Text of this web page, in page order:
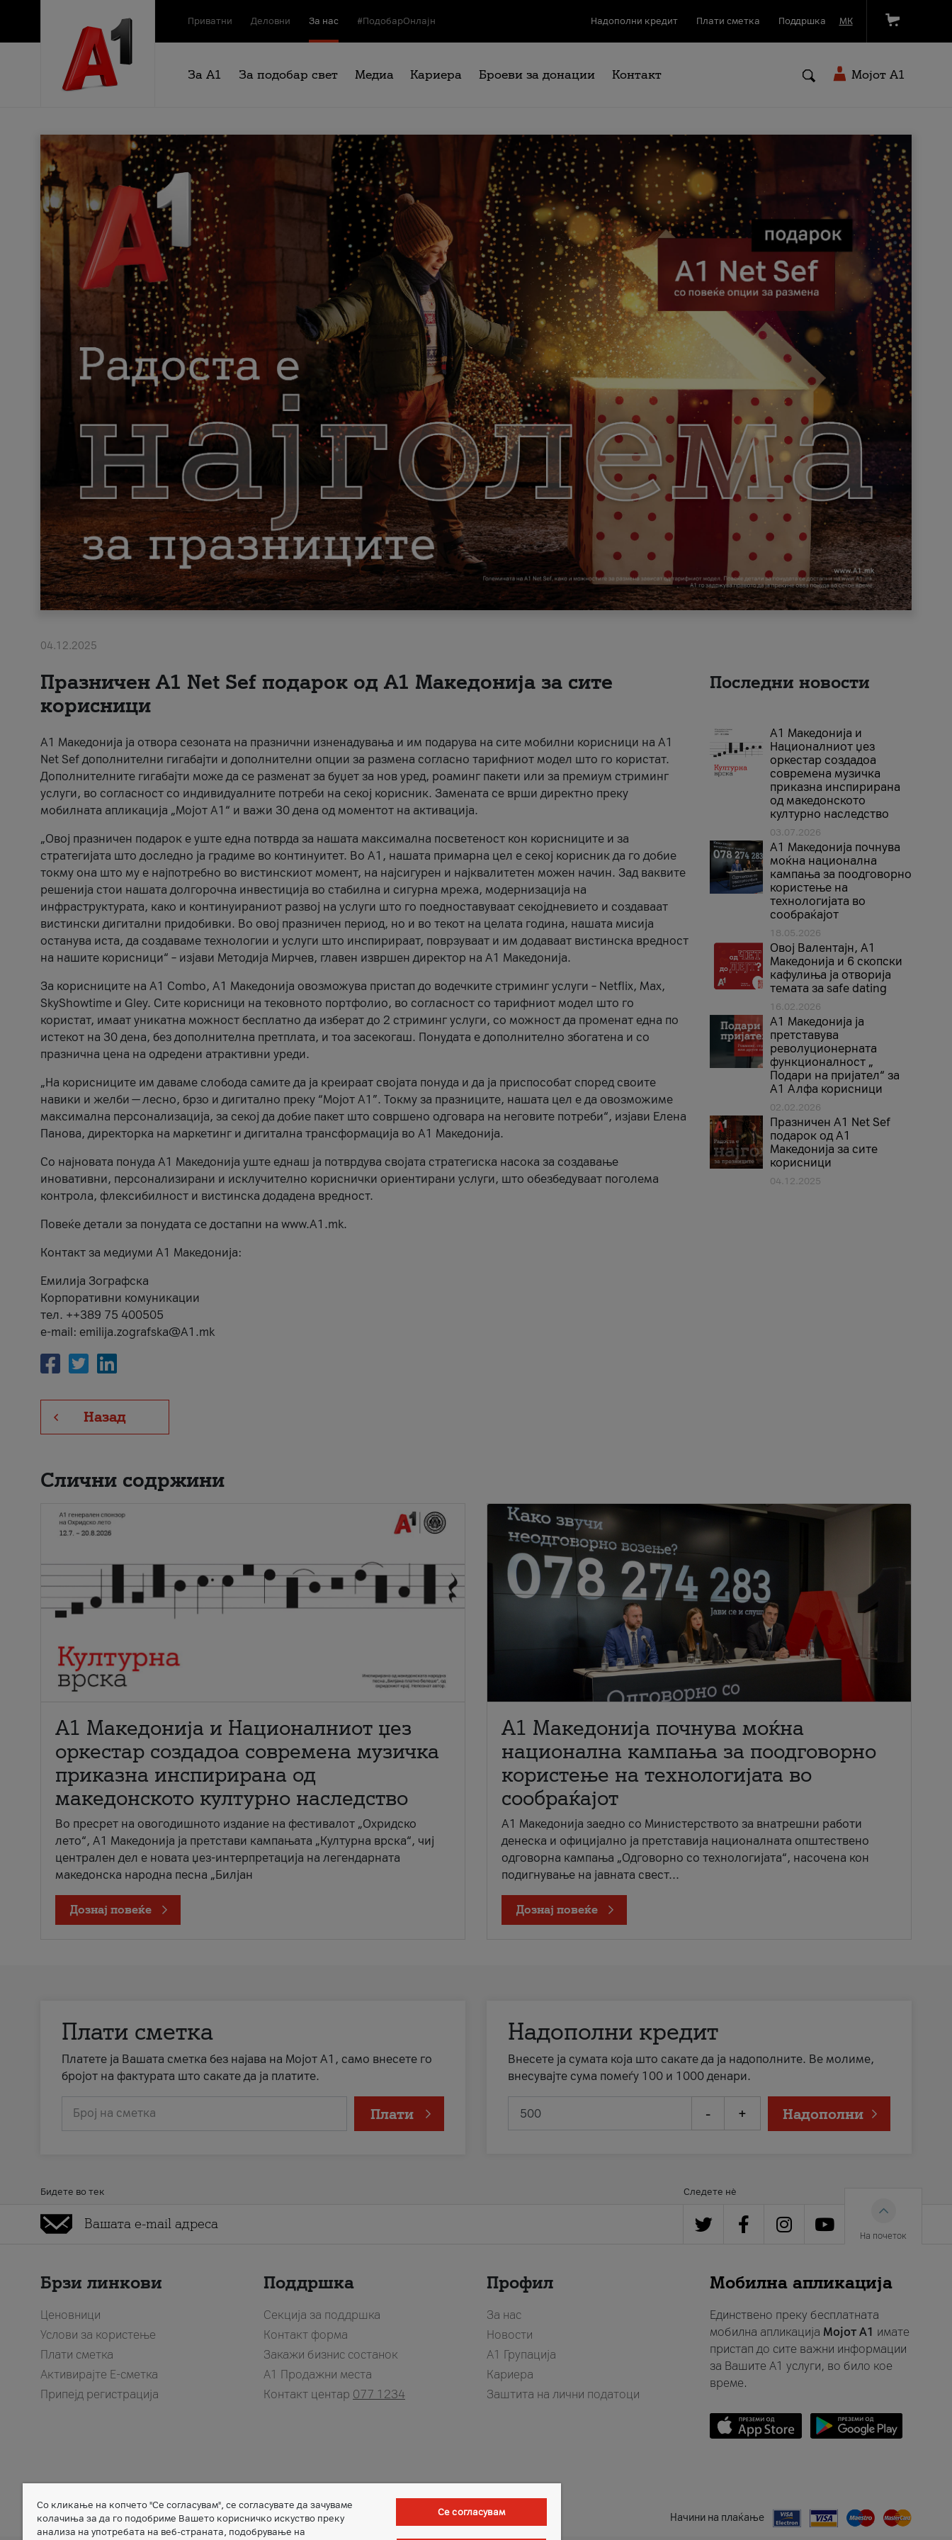
Приватни Деловни За нас #ПодобарОнлајн Надополни кредит Плати сметка Поддршка МК
За А1 За подобар свет Медиа Кариера Броеви за донации Контакт Мојот A1
04.12.2025
Празничен A1 Net Sеf подарок од А1 Македонија за сите
корисници
А1 Македонија ја отвора сезоната на празнични изненадувања и им подарува на сите мобилни корисници на A1
Net Sef дополнителни гигабајти и дополнителни опции за размена согласно тарифниот модел што го користат.
Дополнителните гигабајти може да се разменат за буџет за нов уред, роаминг пакети или за премиум стриминг
услуги, во согласност со индивидуалните потреби на секој корисник. Замената се врши директно преку
мобилната апликација „Мојот А1“ и важи 30 дена од моментот на активација.
„Овој празничен подарок е уште една потврда за нашата максимална посветеност кон корисниците и за
стратегијата што доследно ја градиме во континуитет. Во А1, нашата примарна цел е секој корисник да го добие
токму она што му е најпотребно во вистинскиот момент, на најсигурен и најквалитетен можен начин. Зад ваквите
решенија стои нашата долгорочна инвестиција во стабилна и сигурна мрежа, модернизација на
инфраструктурата, како и континуираниот развој на услуги што го поедноставуваат секојдневието и создаваат
вистински дигитални придобивки. Во овој празничен период, но и во текот на целата година, нашата мисија
останува иста, да создаваме технологии и услуги што инспирираат, поврзуваат и им додаваат вистинска вредност
на нашите корисници“ – изјави Методија Мирчев, главен извршен директор на А1 Македонија.
За корисниците на A1 Combo, А1 Македонија овозможува пристап до водечките стриминг услуги – Netflix, Max,
SkyShowtime и Gley. Сите корисници на тековното портфолио, во согласност со тарифниот модел што го
користат, имаат уникатна можност бесплатно да изберат до 2 стриминг услуги, со можност да променат една по
истекот на 30 дена, без дополнителна претплата, и тоа засекогаш. Понудата е дополнително збогатена и со
празнична цена на одредени атрактивни уреди.
„На корисниците им даваме слобода самите да ја креираат својата понуда и да ја приспособат според своите
навики и желби — лесно, брзо и дигитално преку “Мојот А1”. Токму за празниците, нашата цел е да овозможиме
максимална персонализација, за секој да добие пакет што совршено одговара на неговите потреби“, изјави Елена
Панова, директорка на маркетинг и дигитална трансформација во А1 Македонија.
Со најновата понуда А1 Македонија уште еднаш ја потврдува својата стратегиска насока за создавање
иновативни, персонализирани и исклучително кориснички ориентирани услуги, што обезбедуваат поголема
контрола, флексибилност и вистинска додадена вредност.
Повеќе детали за понудата се достапни на www.А1.mk.
Контакт за медиуми А1 Македонија:
Емилија Зографска
Корпоративни комуникации
тел. ++389 75 400505
e-mail: emilija.zografska@A1.mk
Назад
Последни новости
А1 Македонија и
Националниот џез
оркестар создадоа
современа музичка
приказна инспирирана
од македонското
културно наследство
03.07.2026
A1 Македонија почнува
моќна национална
кампања за поодговорно
користење на
технологијата во
сообраќајот
18.05.2026
Овој Валентајн, A1
Македонија и 6 скопски
кафулиња ја отворија
темата за safe dating
16.02.2026
А1 Македонија ја
претставува
револуционерната
функционалност „
Подари на пријател“ за
А1 Алфа корисници
02.02.2026
Празничен A1 Net Sеf
подарок од А1
Македонија за сите
корисници
04.12.2025
Слични содржини
А1 Македонија и Националниот џез
оркестар создадоа современа музичка
приказна инспирирана од
македонското културно наследство
Во пресрет на овогодишното издание на фестивалот „Охридско
лето“, А1 Македонија ја претстави кампањата „Културна врска“, чиј
централен дел е новата џез-интерпретација на легендарната
македонска народна песна „Билјан
Дознај повеќе
A1 Македонија почнува моќна
национална кампања за поодговорно
користење на технологијата во
сообраќајот
A1 Македонија заедно со Министерството за внатрешни работи
денеска и официјално ја претставија националната општествено
одговорна кампања „Одговорно со технологијата“, насочена кон
подигнување на јавната свест...
Дознај повеќе
Плати сметка
Платете ја Вашата сметка без најава на Мојот А1, само внесете го
бројот на фактурата што сакате да ја платите.
Број на сметка Плати
Надополни кредит
Внесете ја сумата која што сакате да ја надополните. Ве молиме,
внесувајте сума помеѓу 100 и 1000 денари.
- + Надополни
Бидете во тек Следете нè
На почеток
Брзи линкови
Ценовници
Услови за користење
Плати сметка
Активирајте Е-сметка
Припејд регистрација
Поддршка
Секција за поддршка
Контакт форма
Закажи бизнис состанок
A1 Продажни места
Контакт центар 077 1234
Профил
За нас
Новости
А1 Групација
Кариера
Заштита на лични податоци
Мобилна апликација
Единствено преку бесплатната
мобилна апликација Мојот A1 имате
пристап до сите важни информации
за Вашите A1 услуги, во било кое
време.
Member of Начини на плаќање
Со кликање на копчето "Се согласувам", се согласувате да зачуваме
колачиња за да го подобриме Вашето корисничко искуство преку
анализа на употребата на веб-страната, подобрување на
Се согласувам